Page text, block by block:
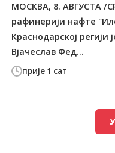
прије 1 сат
МОСКВА, 8. АВГУСТА /
рафинерији нафте
Краснодарској регији
Вјачеслав Фед...